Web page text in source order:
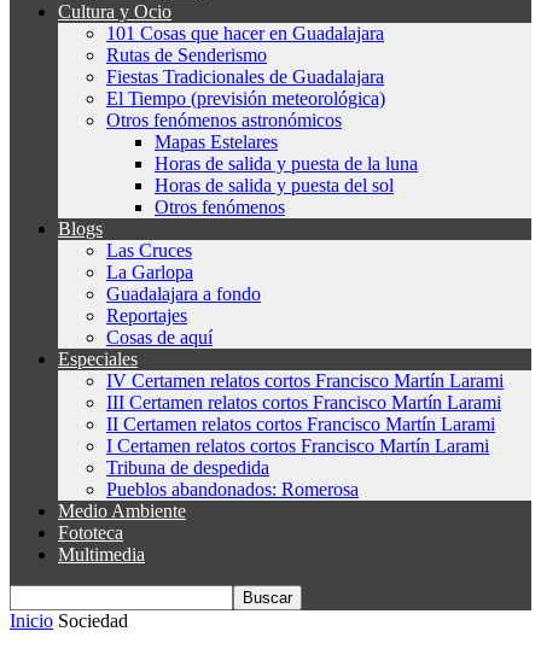
Cultura y Ocio
101 Cosas que hacer en Guadalajara
Rutas de Senderismo
Fiestas Tradicionales de Guadalajara
El Tiempo (previsión meteorológica)
Otros fenómenos astronómicos
Mapas Estelares
Horas de salida y puesta de la luna
Horas de salida y puesta del sol
Otros fenómenos
Blogs
Las Cruces
La Garlopa
Guadalajara a fondo
Reportajes
Cosas de aquí
Especiales
IV Certamen relatos cortos Francisco Martín Larami
III Certamen relatos cortos Francisco Martín Larami
II Certamen relatos cortos Francisco Martín Larami
I Certamen relatos cortos Francisco Martín Larami
Tribuna de despedida
Pueblos abandonados: Romerosa
Medio Ambiente
Fototeca
Multimedia
Inicio Sociedad